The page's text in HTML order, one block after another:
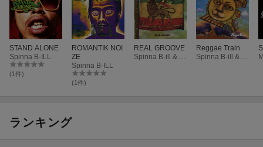
STAND ALONE
Spinna B-ILL
(1件)
ROMANTIK NOI
ZE
Spinna B-ILL
(1件)
REAL GROOVE
Reggae Train
ランキング